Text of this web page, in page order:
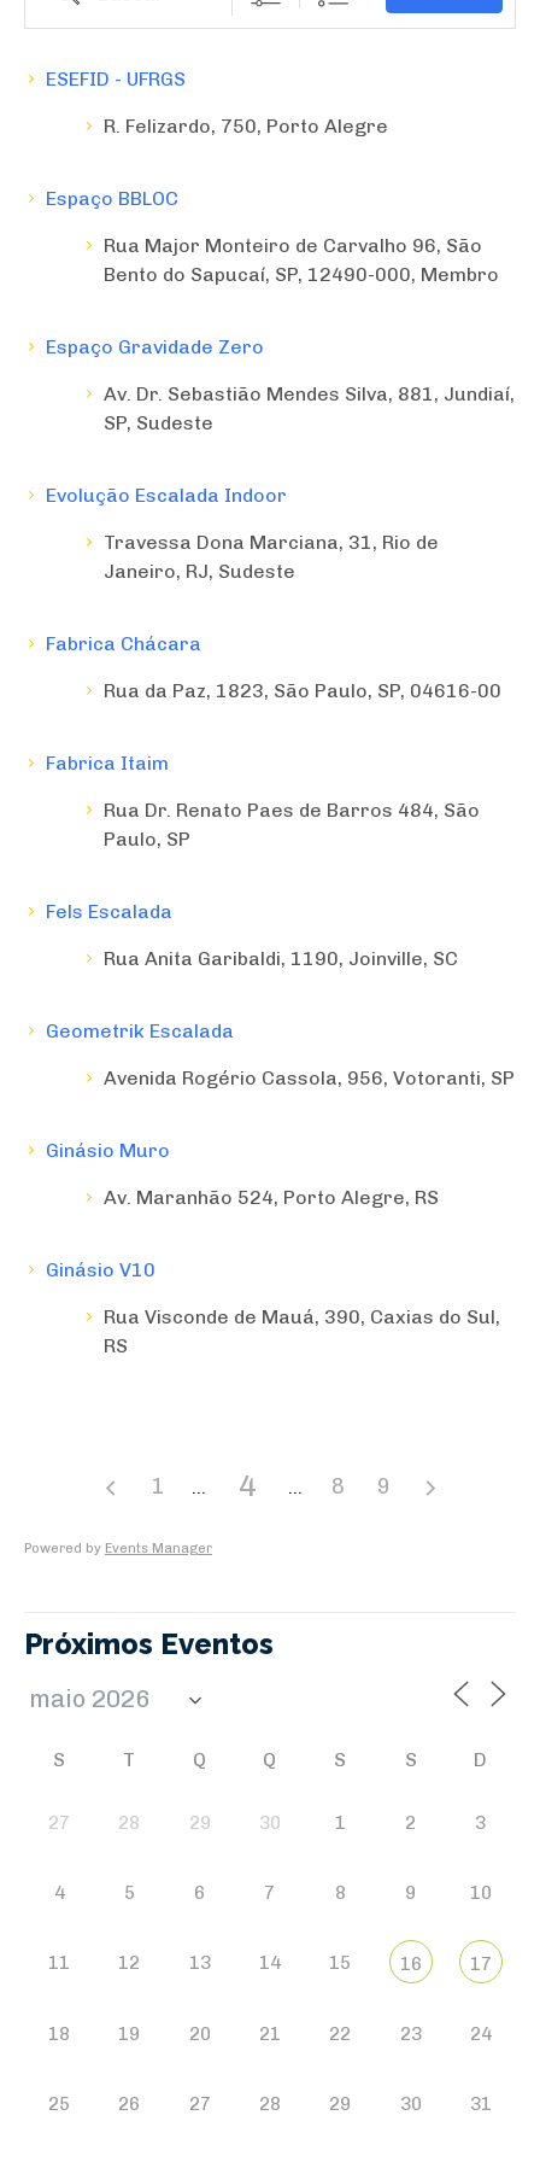
ESEFID - UFRGS
R. Felizardo, 750, Porto Alegre
Espaço BBLOC
Rua Major Monteiro de Carvalho 96, São
Bento do Sapucaí, SP, 12490-000, Membro
Espaço Gravidade Zero
Av. Dr. Sebastião Mendes Silva, 881, Jundiaí,
SP, Sudeste
Evolução Escalada Indoor
Travessa Dona Marciana, 31, Rio de
Janeiro, RJ, Sudeste
Fabrica Chácara
Rua da Paz, 1823, São Paulo, SP, 04616-00
Fabrica Itaim
Rua Dr. Renato Paes de Barros 484, São
Paulo, SP
Fels Escalada
Rua Anita Garibaldi, 1190, Joinville, SC
Geometrik Escalada
Avenida Rogério Cassola, 956, Votoranti, SP
Ginásio Muro
Av. Maranhão 524, Porto Alegre, RS
Ginásio V10
Rua Visconde de Mauá, 390, Caxias do Sul,
RS
1 4 8 9
Powered by Events Manager
Próximos Eventos
S T Q Q S S D
27 28 29 30 1 2 3
4 5 6 7 8 9 10
11 12 13 14 15 16 17
18 19 20 21 22 23 24
25 26 27 28 29 30 31